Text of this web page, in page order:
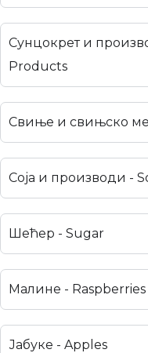
Сунцокрет и
Products
Свиње и свињско
Соја и производи -
Шећер - Sugar
Малине - Raspberries
Јабуке - Apples